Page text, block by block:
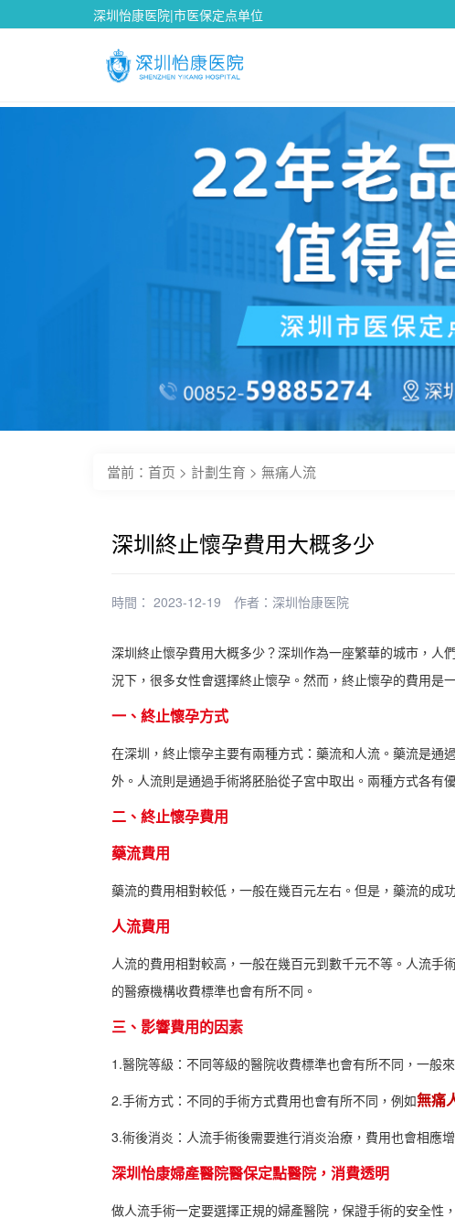
深圳怡康医院|市医保定点单位
當前： 首页 > 計劃生育 > 無痛人流
深圳終止懷孕費用大概多少
時間： 2023-12-19 作者： 深圳怡康医院
深圳終止懷孕費用大概多少？深圳作為一座繁華的城市，
況下，很多女性會選擇終止懷孕。然而，終止懷孕的費用是
一、終止懷孕方式
在深圳，終止懷孕主要有兩種方式：藥流和人流。藥流是
外。人流則是通過手術將胚胎從子宮中取出。兩種方式各有
二、終止懷孕費用
藥流費用
藥流的費用相對較低，一般在幾百元左右。但是，藥流的成
人流費用
人流的費用相對較高，一般在幾百元到數千元不等。人流
的醫療機構收費標準也會有所不同。
三、影響費用的因素
1.醫院等級：不同等級的醫院收費標準也會有所不同，一般
2.手術方式：不同的手術方式費用也會有所不同，例如無痛
3.術後消炎：人流手術後需要進行消炎治療，費用也會相應增
深圳怡康婦產醫院醫保定點醫院，消費透明
做人流手術一定要選擇正規的婦產醫院，保證手術的安全性